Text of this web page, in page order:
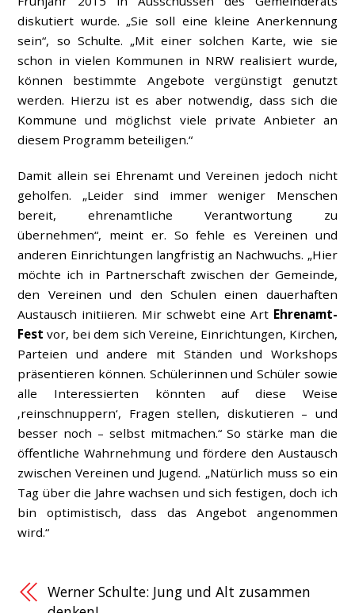
diskutiert wurde. „Sie soll eine kleine Anerkennung
sein“, so Schulte. „Mit einer solchen Karte, wie sie
schon in vielen Kommunen in NRW realisiert wurde,
können bestimmte Angebote vergünstigt genutzt
werden. Hierzu ist es aber notwendig, dass sich die
Kommune und möglichst viele private Anbieter an
diesem Programm beteiligen.“
Damit allein sei Ehrenamt und Vereinen jedoch nicht
geholfen. „Leider sind immer weniger Menschen
bereit, ehrenamtliche Verantwortung zu
übernehmen“, meint er. So fehle es Vereinen und
anderen Einrichtungen langfristig an Nachwuchs. „Hier
möchte ich in Partnerschaft zwischen der Gemeinde,
den Vereinen und den Schulen einen dauerhaften
Austausch initiieren. Mir schwebt eine Art Ehrenamt-
Fest vor, bei dem sich Vereine, Einrichtungen, Kirchen,
Parteien und andere mit Ständen und Workshops
präsentieren können. Schülerinnen und Schüler sowie
alle Interessierten könnten auf diese Weise
‚reinschnuppern‘, Fragen stellen, diskutieren – und
besser noch – selbst mitmachen.“ So stärke man die
öffentliche Wahrnehmung und fördere den Austausch
zwischen Vereinen und Jugend. „Natürlich muss so ein
Tag über die Jahre wachsen und sich festigen, doch ich
bin optimistisch, dass das Angebot angenommen
wird.“
Werner Schulte: Jung und Alt zusammen